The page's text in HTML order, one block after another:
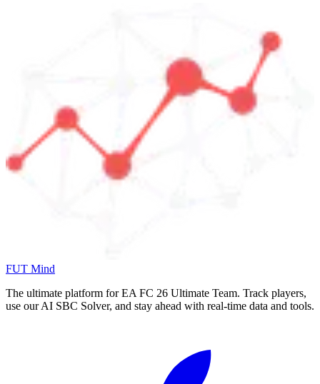
FUT Mind
The ultimate platform for EA FC 26 Ultimate Team. Track players,
use our AI SBC Solver, and stay ahead with real-time data and tools.